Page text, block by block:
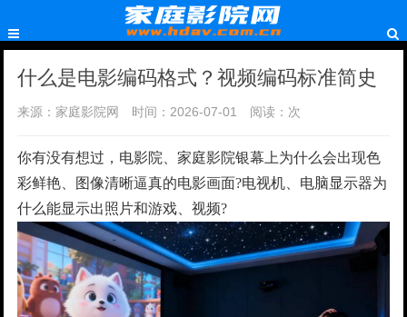
什么是电影编码格式？视频编码标准简史
来源：家庭影院网 时间：2026-07-01 阅读： 次
你有没有想过，电影院、家庭影院银幕上为什么会出现色
彩鲜艳、图像清晰逼真的电影画面?电视机、电脑显示器为
什么能显示出照片和游戏、视频?